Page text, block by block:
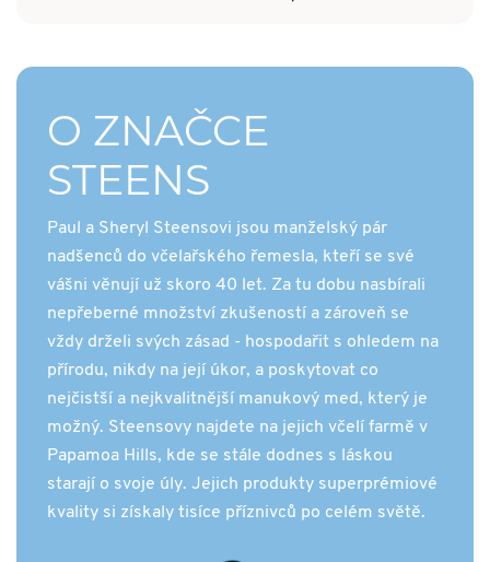
O ZNAČCE
STEENS
Paul a Sheryl Steensovi jsou manželský pár
nadšenců do včelařského řemesla, kteří se své
vášni věnují už skoro 40 let. Za tu dobu nasbírali
nepřeberné množství zkušeností a zároveň se
vždy drželi svých zásad - hospodařit s ohledem na
přírodu, nikdy na její úkor, a poskytovat co
nejčistší a nejkvalitnější manukový med, který je
možný. Steensovy najdete na jejich včelí farmě v
Papamoa Hills, kde se stále dodnes s láskou
starají o svoje úly. Jejich produkty superprémiové
kvality si získaly tisíce příznivců po celém světě.